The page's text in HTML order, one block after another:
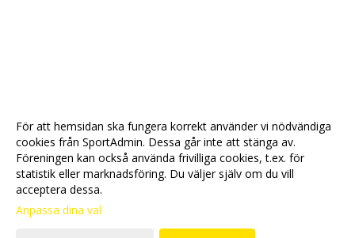
För att hemsidan ska fungera korrekt använder vi nödvändiga
cookies från SportAdmin. Dessa går inte att stänga av.
Föreningen kan också använda frivilliga cookies, t.ex. för
statistik eller marknadsföring. Du väljer själv om du vill
acceptera dessa.
Anpassa dina val